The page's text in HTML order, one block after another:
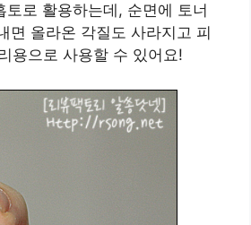
로 활용하는데, 순면에 토너
면 올라온 각질도 사라지고 피
용으로 사용할 수 있어요!